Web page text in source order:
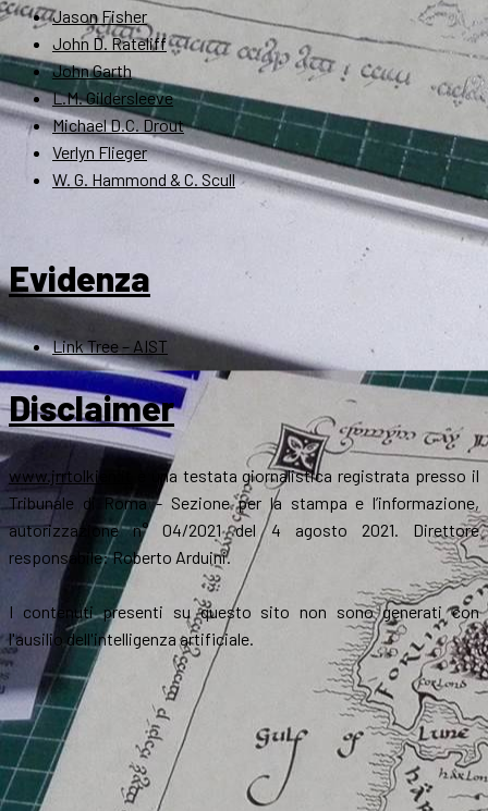
Jason Fisher
John D. Rateliff
John Garth
L.M. Gildersleeve
Michael D.C. Drout
Verlyn Flieger
W. G. Hammond & C. Scull
Evidenza
Link Tree – AIST
Disclaimer
www.jrrtolkien.it
è una testata giornalistica registrata presso il
Tribunale di Roma - Sezione per la stampa e l’informazione,
autorizzazione n° 04/2021 del 4 agosto 2021. Direttore
responsabile: Roberto Arduini.
I contenuti presenti su questo sito non sono generati con
l'ausilio dell'intelligenza artificiale.